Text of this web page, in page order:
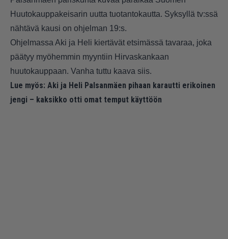
Huutokauppakeisarin uutta tuotantokautta. Syksyllä tv:ssä
nähtävä kausi on ohjelman 19:s.
Ohjelmassa Aki ja Heli kiertävät etsimässä tavaraa, joka
päätyy myöhemmin myyntiin Hirvaskankaan
huutokauppaan. Vanha tuttu kaava siis.
Lue myös: Aki ja Heli Palsanmäen pihaan karautti erikoinen
jengi – kaksikko otti omat temput käyttöön